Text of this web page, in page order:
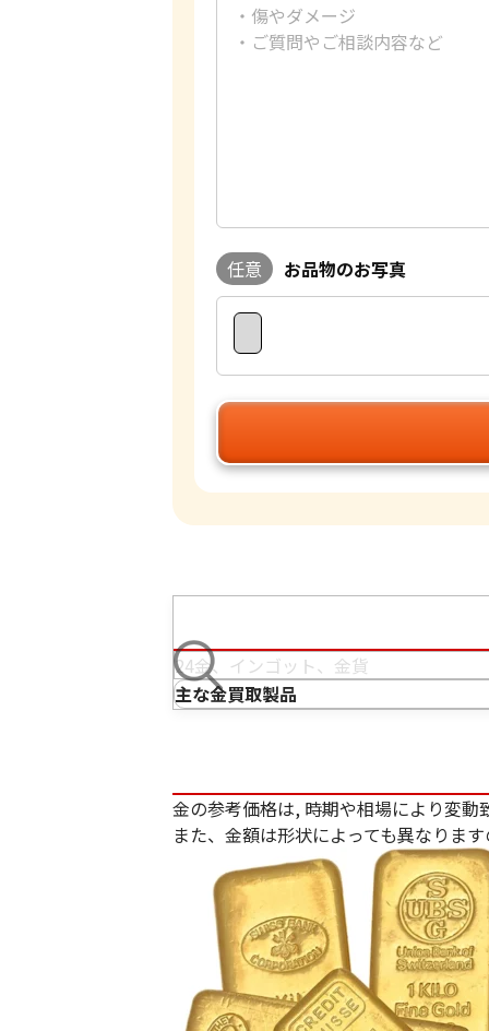
任意 お品物のお写真
主な金買取製品
金の参考価格は, 時期や相場により変動
また、金額は形状によっても異なりま